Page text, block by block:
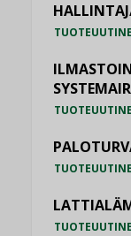
SYSTEMAIR